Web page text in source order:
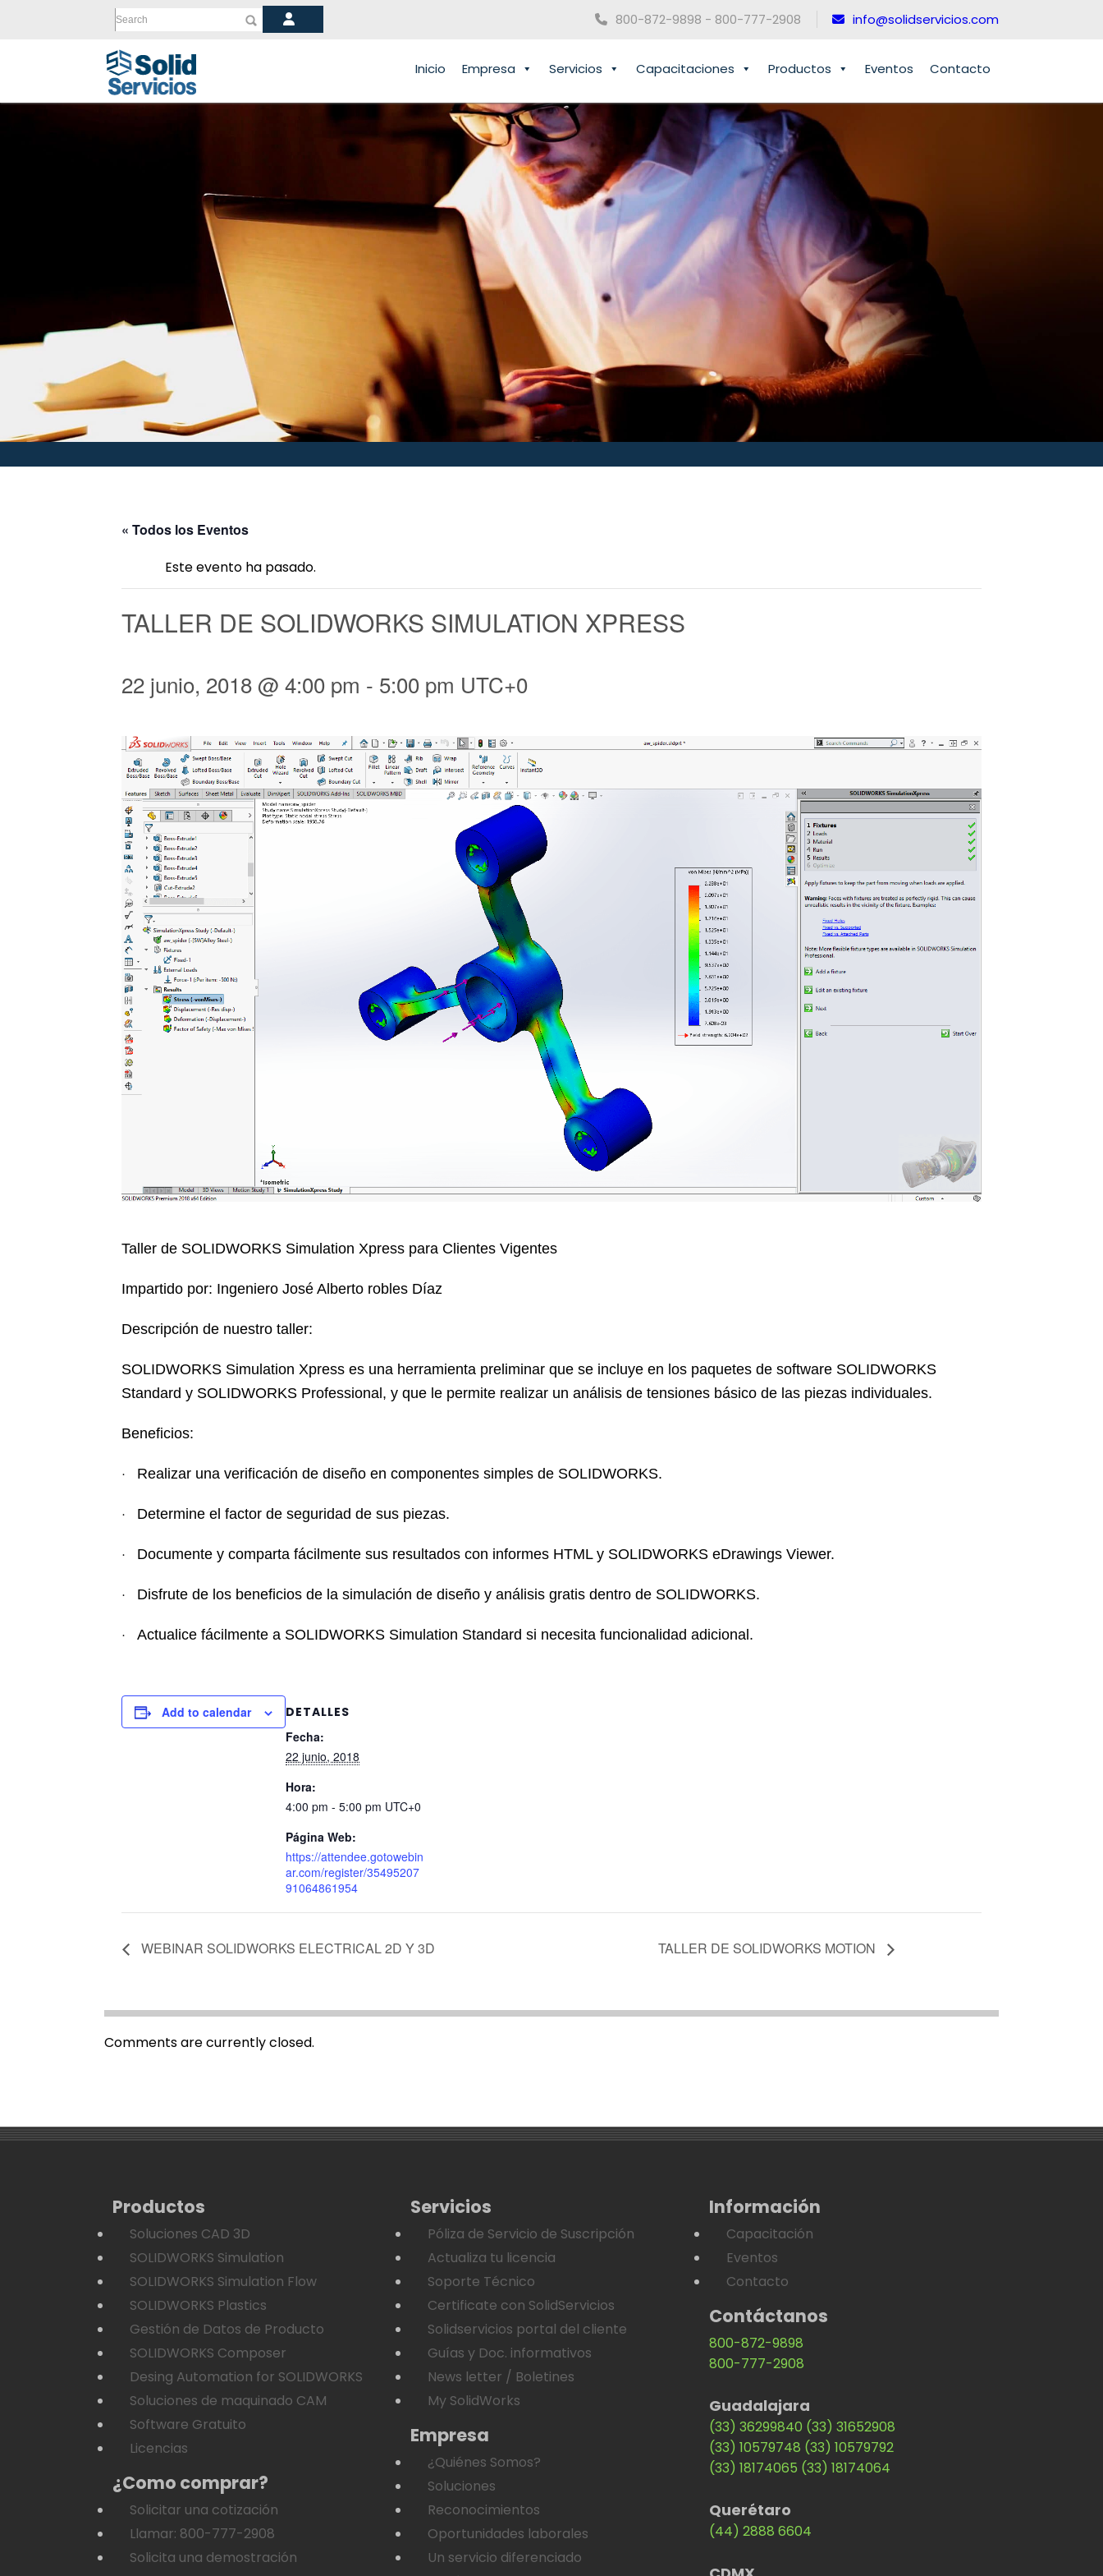
800-872-9898 - 800-777-2908 info@solidservicios.com
Search
Inicio Empresa Servicios Capacitaciones Productos Eventos Contacto
« Todos los Eventos
Este evento ha pasado.
TALLER DE SOLIDWORKS SIMULATION XPRESS
22 junio, 2018 @ 4:00 pm - 5:00 pm UTC+0
Taller de SOLIDWORKS Simulation Xpress para Clientes Vigentes
Impartido por: Ingeniero José Alberto robles Díaz
Descripción de nuestro taller:
SOLIDWORKS Simulation Xpress es una herramienta preliminar que se incluye en los paquetes de software SOLIDWORKS
Standard y SOLIDWORKS Professional, y que le permite realizar un análisis de tensiones básico de las piezas individuales.
Beneficios:
· Realizar una verificación de diseño en componentes simples de SOLIDWORKS.
· Determine el factor de seguridad de sus piezas.
· Documente y comparta fácilmente sus resultados con informes HTML y SOLIDWORKS eDrawings Viewer.
· Disfrute de los beneficios de la simulación de diseño y análisis gratis dentro de SOLIDWORKS.
· Actualice fácilmente a SOLIDWORKS Simulation Standard si necesita funcionalidad adicional.
Add to calendar
DETALLES
Fecha:
22 junio, 2018
Hora:
4:00 pm - 5:00 pm UTC+0
Página Web:
https://attendee.gotowebin
ar.com/register/35495207
91064861954
WEBINAR SOLIDWORKS ELECTRICAL 2D Y 3D TALLER DE SOLIDWORKS MOTION
Comments are currently closed.
Productos
Soluciones CAD 3D
SOLIDWORKS Simulation
SOLIDWORKS Simulation Flow
SOLIDWORKS Plastics
Gestión de Datos de Producto
SOLIDWORKS Composer
Desing Automation for SOLIDWORKS
Soluciones de maquinado CAM
Software Gratuito
Licencias
¿Como comprar?
Solicitar una cotización
Llamar: 800-777-2908
Solicita una demostración
Servicios
Póliza de Servicio de Suscripción
Actualiza tu licencia
Soporte Técnico
Certificate con SolidServicios
Solidservicios portal del cliente
Guías y Doc. informativos
News letter / Boletines
My SolidWorks
Empresa
¿Quiénes Somos?
Soluciones
Reconocimientos
Oportunidades laborales
Un servicio diferenciado
Información
Capacitación
Eventos
Contacto
Contáctanos
800-872-9898
800-777-2908
Guadalajara
(33) 36299840 (33) 31652908
(33) 10579748 (33) 10579792
(33) 18174065 (33) 18174064
Querétaro
(44) 2888 6604